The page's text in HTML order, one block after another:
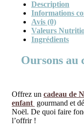
Description
Informations
Avis (0)
Valeurs
Ingrédients
Oursons au
Offrez un cadeau de
enfant gourmand et
Noël. De quoi faire
l’offrir !